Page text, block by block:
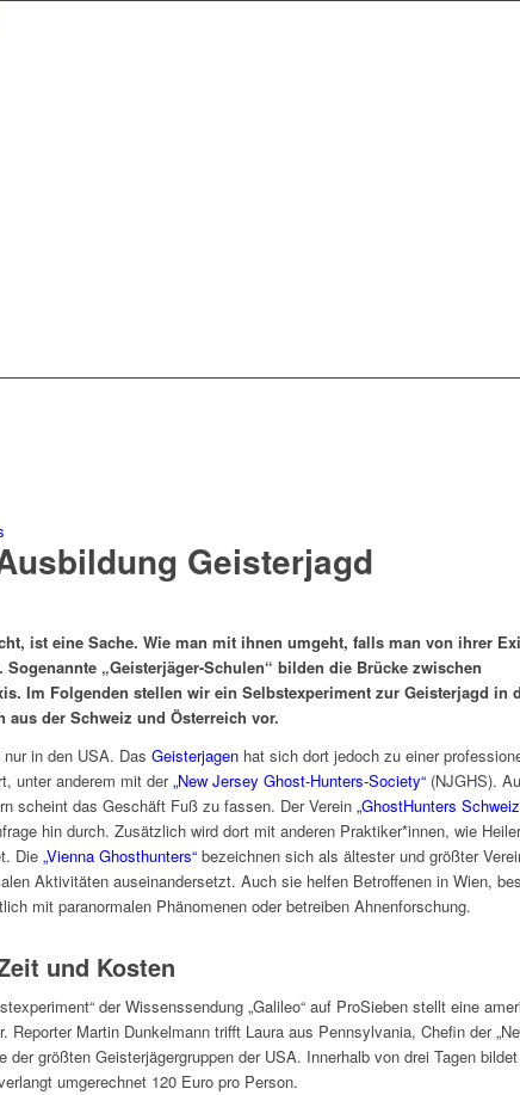
Geisterjagd
ist eine Sache. Wie man mit ihnen umgeht, falls man von ihrer
„Geisterjäger-Schulen“ bilden die Brücke zwischen
Im Folgenden stellen wir ein Selbstexperiment zur Geisterjagd in
aus der Schweiz und Österreich vor.
in den USA. Das Geisterjagen hat sich dort jedoch zu einer
unter anderem mit der„New Jersey Ghost-Hunters-Society“ (NJGHS).
scheint das Geschäft Fuß zu fassen. Der Verein „GhostHunters
hin durch. Zusätzlich wird dort mit anderen Praktiker*innen, wie
Die „Vienna Ghosthunters“ bezeichnen sich als ältester und größter
Aktivitäten auseinandersetzt. Auch sie helfen Betroffenen in Wien,
mit paranormalen Phänomenen oder betreiben Ahnenforschung.
und Kosten
der Wissenssendung „Galileo“ auf ProSieben stellt eine
Reporter Martin Dunkelmann trifft Laura aus Pennsylvania, Chefin der
der größten Geisterjägergruppen der USA. Innerhalb von drei Tagen
umgerechnet 120 Euro pro Person.